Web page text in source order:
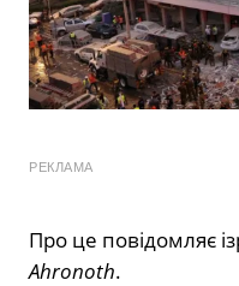
РЕКЛАМА
Про це повідомляє
Ahronoth.